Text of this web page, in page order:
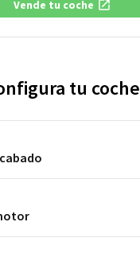
Vende tu coche
tu coche